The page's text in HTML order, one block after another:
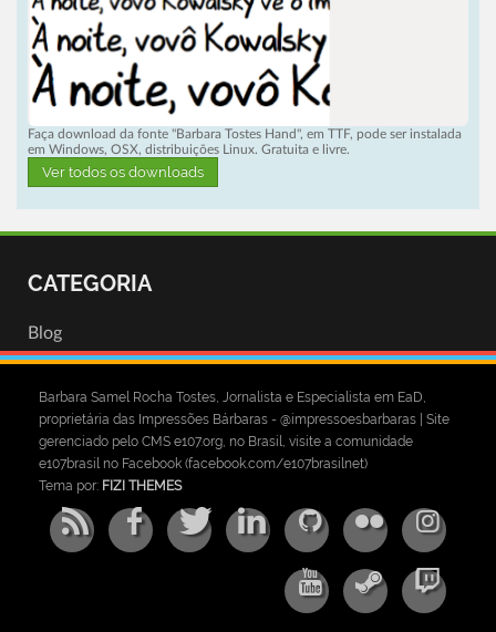
Faça download da fonte "Barbara Tostes Hand", em TTF, pode ser instalada
em Windows, OSX, distribuições Linux. Gratuita e livre.
Ver todos os downloads
CATEGORIA
Blog
Barbara Samel Rocha Tostes, Jornalista e Especialista em EaD,
proprietária das Impressões Bárbaras - @impressoesbarbaras | Site
gerenciado pelo CMS e107.org, no Brasil, visite a comunidade
e107brasil no Facebook (facebook.com/e107brasilnet)
Tema por: FIZI THEMES